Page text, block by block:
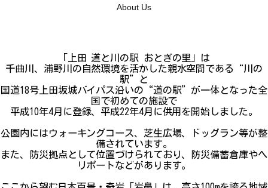
About Us
「上田 道と川の駅 おとぎの里」は
千曲川、浦野川の自然環境を活かした親水空間である“川の
駅”と
国道18号上田坂城バイパス沿いの“道の駅”が一体となった全
国で初めての施設で
平成10年4月に登録、平成22年4月に供用を開始しました。
公園内にはウォーキングコース、芝生広場、ドッグラン等が整
備されています。
また、防災拠点として位置づけられており、防災備蓄倉庫やヘ
リポートなどがあります。